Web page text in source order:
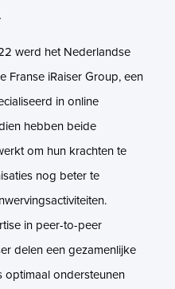
werd het Nederlandse
Franse iRaiser Group, een
in online
hebben beide
om hun krachten te
nog beter te
in peer-to-peer
delen een gezamenlijke
optimaal ondersteunen